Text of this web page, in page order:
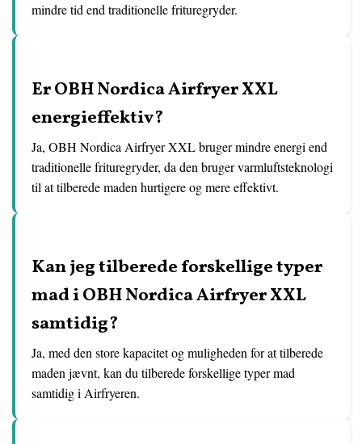
mindre tid end traditionelle frituregryder.
Er OBH Nordica Airfryer XXL
energieffektiv?
Ja, OBH Nordica Airfryer XXL bruger mindre energi end
traditionelle frituregryder, da den bruger varmluftsteknologi
til at tilberede maden hurtigere og mere effektivt.
Kan jeg tilberede forskellige typer
mad i OBH Nordica Airfryer XXL
samtidig?
Ja, med den store kapacitet og muligheden for at tilberede
maden jævnt, kan du tilberede forskellige typer mad
samtidig i Airfryeren.